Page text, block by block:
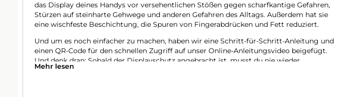
das Display deines Handys vor versehentlichen Stößen gegen scharfkantige Gefahren,
Stürzen auf steinharte Gehwege und anderen Gefahren des Alltags. Außerdem hat sie
eine wischfeste Beschichtung, die Spuren von Fingerabdrücken und Fett reduziert.
Und um es noch einfacher zu machen, haben wir eine Schritt-für-Schritt-Anleitung und
einen QR-Code für den schnellen Zugriff auf unser Online-Anleitungsvideo beigefügt.
Und denk dran: Sobald der Displayschutz angebracht ist, musst du nie wieder
befürchten, dass dein Display auf den Boden fällt.
Mehr lesen